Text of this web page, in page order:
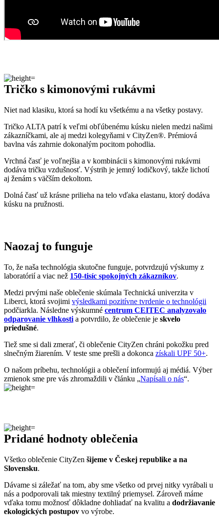
Tričko s kimonovými rukávmi
Niet nad klasiku, ktorá sa hodí ku všetkému a na všetky postavy.
Tričko ALTA patrí k veľmi obľúbenému kúsku nielen medzi našimi
zákazníčkami, ale aj medzi kolegyňami v CityZen®. Prémiová
bavlna vás zahrnie dokonalým pocitom pohodlia.
Vrchná časť je voľnejšia a v kombinácii s kimonovými rukávmi
dodáva tričku vzdušnosť. Výstrih je jemný lodičkový, takže lichotí
aj ženám s väčším dekoltom.
Dolná časť už krásne prilieha na telo vďaka elastanu, ktorý dodáva
kúsku na pružnosti.
Naozaj to funguje
To, že naša technológia skutočne funguje, potvrdzujú výskumy z
laboratórií a viac než 150-tisíc spokojných zákazníkov.
Medzi prvými naše oblečenie skúmala Technická univerzita v
Liberci, ktorá svojimi výsledkami pozitívne tvrdenie o technológii
podčiarkla. Následne výskumné centrum CEITEC analyzovalo
odparovanie vlhkosti a potvrdilo, že oblečenie je skvelo
priedušné.
Tiež sme si dali zmerať, či oblečenie CityZen chráni pokožku pred
slnečným žiarením. V teste sme prešli a dokonca získali UPF 50+.
O našom príbehu, technológii a oblečení informujú aj médiá. Výber
zmienok sme pre vás zhromaždili v článku „Napísali o nás“.
Pridané hodnoty oblečenia
Všetko oblečenie CityZen šijeme v Českej republike a na
Slovensku.
Dávame si záležať na tom, aby sme všetko od prvej nitky vyrábali u
nás a podporovali tak miestny textilný priemysel. Zároveň máme
vďaka tomu možnosť dôkladne dohliadať na kvalitu a dodržiavanie
ekologických postupov vo výrobe.